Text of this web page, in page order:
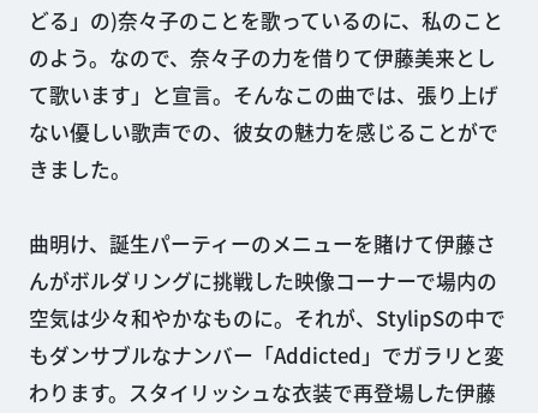
どる」の)奈々子のことを歌っているのに、私のこと
のよう。なので、奈々子の力を借りて伊藤美来とし
て歌います」と宣言。そんなこの曲では、張り上げ
ない優しい歌声での、彼女の魅力を感じることがで
きました。
曲明け、誕生パーティーのメニューを賭けて伊藤さ
んがボルダリングに挑戦した映像コーナーで場内の
空気は少々和やかなものに。それが、StylipSの中で
もダンサブルなナンバー「Addicted」でガラリと変
わります。スタイリッシュな衣装で再登場した伊藤